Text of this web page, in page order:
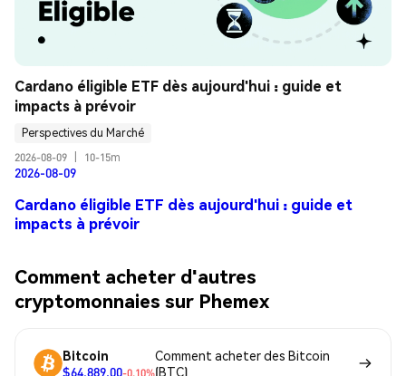
Cardano éligible ETF dès aujourd'hui : guide et
impacts à prévoir
Perspectives du Marché
2026-08-09
10-15m
2026-08-09
Cardano éligible ETF dès aujourd'hui : guide et
impacts à prévoir
Comment acheter d'autres
cryptomonnaies sur Phemex
Bitcoin
$64,889.00-0.10%
Comment acheter des Bitcoin
(BTC)